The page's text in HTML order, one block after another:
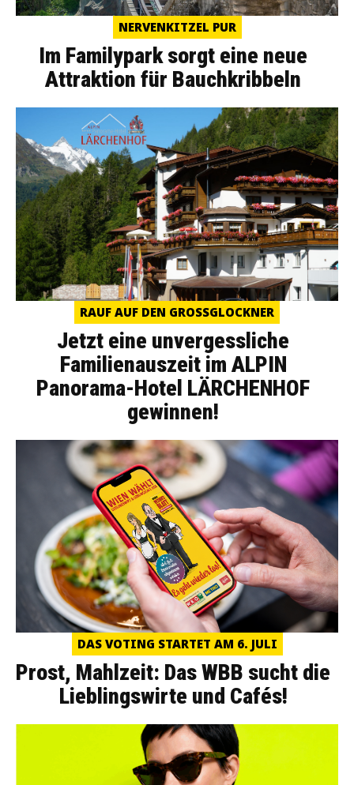
NERVENKITZEL PUR
Im Familypark sorgt eine neue
Attraktion für Bauchkribbeln
RAUF AUF DEN GROSSGLOCKNER
Jetzt eine unvergessliche
Familienauszeit im ALPIN
Panorama-Hotel LÄRCHENHOF
gewinnen!
DAS VOTING STARTET AM 6. JULI
Prost, Mahlzeit: Das WBB sucht die
Lieblingswirte und Cafés!